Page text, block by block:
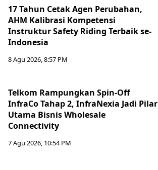
17 Tahun Cetak Agen Perubahan,
AHM Kalibrasi Kompetensi
Instruktur Safety Riding Terbaik se-
Indonesia
8 Agu 2026, 8:57 PM
Telkom Rampungkan Spin-Off
InfraCo Tahap 2, InfraNexia Jadi Pilar
Utama Bisnis Wholesale
Connectivity
7 Agu 2026, 10:54 PM